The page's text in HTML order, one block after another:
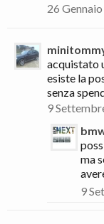
26
acquistato
esiste la
senza
9
ma
9